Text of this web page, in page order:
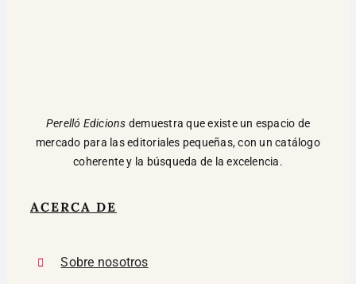
Perelló Edicions demuestra que existe un espacio de
mercado para las editoriales pequeñas, con un catálogo
coherente y la búsqueda de la excelencia.
ACERCA DE
Sobre nosotros